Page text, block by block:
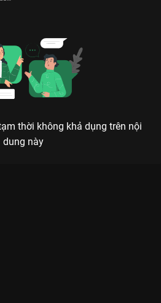
thời không khả dụng trên nội
dung này